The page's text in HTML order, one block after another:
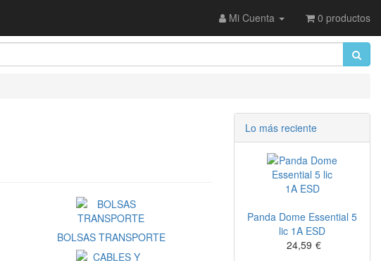
Mi Cuenta 0 productos
BOLSAS TRANSPORTE
Lo más reciente
Panda Dome Essential 5
lic 1A ESD
24,59 €